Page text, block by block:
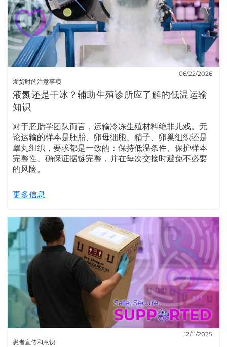
发货时的注意事项
06/22/2026
液氮还是干冰？辅助生殖诊所应了解的低温运输
知识
对于胚胎学团队而言，运输冷冻生殖材料绝非儿戏。无
论运输的样本是胚胎、卵母细胞、精子、卵巢组织还是
睾丸组织，要求都是一致的：保持低温条件、保护样本
完整性、确保证据链完整，并在每次交接时避免不必要
的风险。
更多信息
患者宣传和意识
12/11/2025